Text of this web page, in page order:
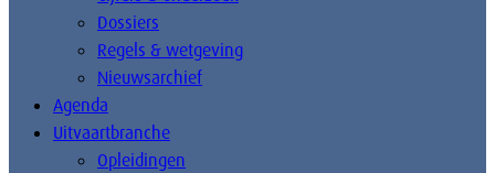
Dossiers
Regels & wetgeving
Nieuwsarchief
Agenda
Uitvaartbranche
Opleidingen